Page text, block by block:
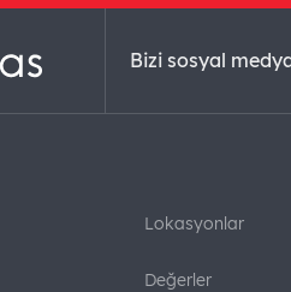
Bizi sosyal
Lokasyonlar
Değerler